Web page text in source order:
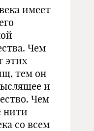
имеет
Чем
этих
тем он
и
Чем
нити
со всем